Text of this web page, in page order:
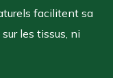
facilitent sa
les tissus, ni